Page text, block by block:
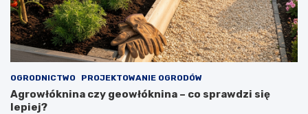
OGRODNICTWO PROJEKTOWANIE OGRODÓW
Agrowłóknina czy geowłóknina – co sprawdzi się
lepiej?